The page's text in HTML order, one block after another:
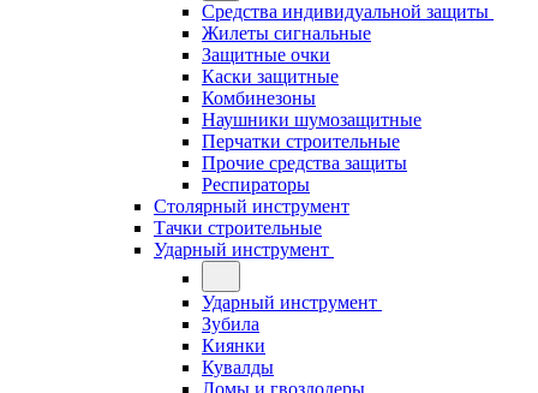
Средства индивидуальной защиты
Жилеты сигнальные
Защитные очки
Каски защитные
Комбинезоны
Наушники шумозащитные
Перчатки строительные
Прочие средства защиты
Респираторы
Столярный инструмент
Тачки строительные
Ударный инструмент
Ударный инструмент
Зубила
Киянки
Кувалды
Ломы и гвоздодеры